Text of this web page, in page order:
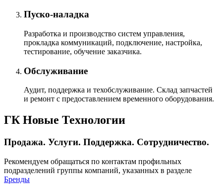
Пуско-наладка
Разработка и производство систем управления,
прокладка коммуникаций, подключение, настройка,
тестирование, обучение заказчика.
Обслуживание
Аудит, поддержка и техобслуживание. Склад запчастей
и ремонт с предоставлением временного оборудования.
ГК Новые Технологии
Продажа. Услуги. Поддержка. Сотрудничество.
Рекомендуем обращаться по контактам профильных
подразделений группы компаний, указанных в разделе
Бренды